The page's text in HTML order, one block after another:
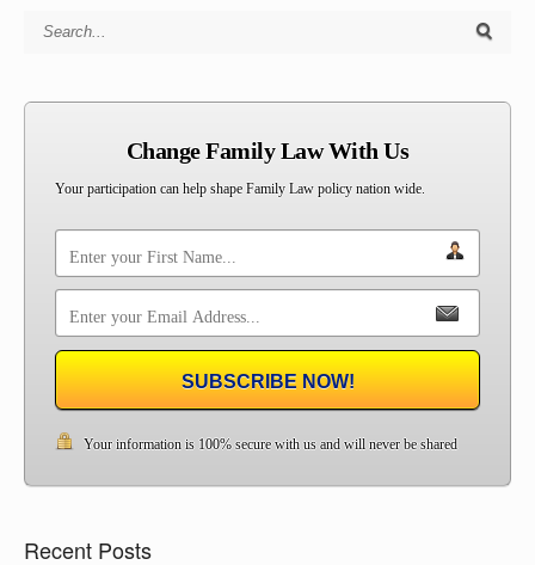
Search for:
Change Family Law With Us
Your participation can help shape Family Law policy nation wide.
SUBSCRIBE NOW!
Your information is 100% secure with us and will never be shared
Recent Posts